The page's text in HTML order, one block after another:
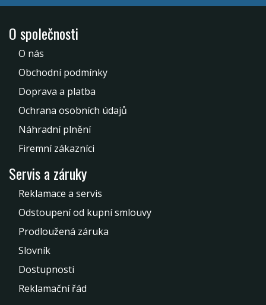
O společnosti
O nás
Obchodní podmínky
Doprava a platba
Ochrana osobních údajů
Náhradní plnění
Firemní zákazníci
Servis a záruky
Reklamace a servis
Odstoupení od kupní smlouvy
Prodloužená záruka
Slovník
Dostupnosti
Reklamační řád